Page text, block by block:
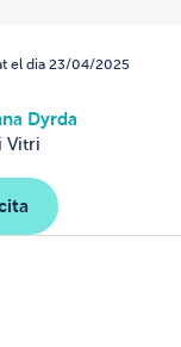
el dia 23/04/2025
Dyrda
Vitri